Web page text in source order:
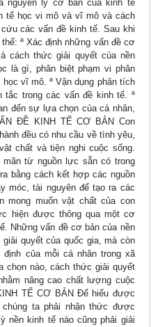
nguyên lý cơ bản của kinh tế
tế học vi mô và vĩ mô và cách
các vấn đề kinh tế. Sau khi
ª Xác định những vấn đề cơ
cách thức giải quyết của nền
là gì, phân biệt phạm vi phân
vĩ mô. ª Vận dụng phân tích
trong các vấn đề kinh tế. ª
đến sự lựa chọn của cá nhân,
ĐỀ KINH TẾ CƠ BẢN Con
đều có nhu cầu về tình yêu,
chất và tiện nghi cuộc sống.
từ nguồn lực sẵn có trong
bằng cách kết hợp các nguồn
móc, tài nguyên để tạo ra các
mong muốn vật chất của con
hiện được thông qua một cơ
Những vấn đề cơ bản của nền
quyết của quốc gia, mà còn
của mỗi cá nhân trong xã
chọn nào, cách thức giải quyết
nâng cao chất lượng cuộc
TẾ CƠ BẢN Để hiểu được
ta phải nhận thức được
nền kinh tế nào cũng phải giải